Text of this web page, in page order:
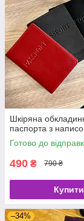
Шкіряна
паспорта з
Готово до
490 ₴ 790 ₴
Купити
–34%